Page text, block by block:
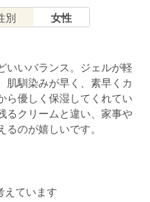
別 女性
いいバランス。ジェルが軽
肌馴染みが早く、素早くカ
ら優しく保湿してくれてい
るクリームと違い、家事や
のが嬉しいです。
えています